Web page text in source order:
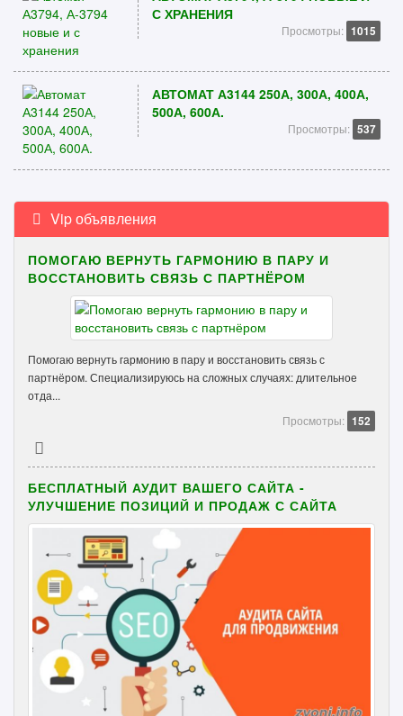
С ХРАНЕНИЯ
Просмотры: 1015
АВТОМАТ А3144 250А, 300А, 400А,
500А, 600А.
Просмотры: 537
Vip объявления
ПОМОГАЮ ВЕРНУТЬ ГАРМОНИЮ В ПАРУ И
ВОССТАНОВИТЬ СВЯЗЬ С ПАРТНЁРОМ
Помогаю вернуть гармонию в пару и восстановить связь с
партнёром. Специализируюсь на сложных случаях: длительное
отда...
Просмотры: 152
БЕСПЛАТНЫЙ АУДИТ ВАШЕГО САЙТА -
УЛУЧШЕНИЕ ПОЗИЦИЙ И ПРОДАЖ С САЙТА